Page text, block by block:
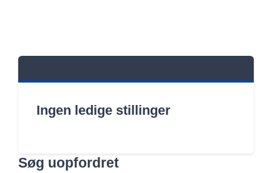
Ingen ledige stillinger
Søg uopfordret